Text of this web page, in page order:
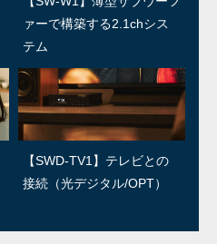
ァーで構築する2.1chシス
テム
【SWD-TV1】テレビとの
接続（光デジタル/OPT）
村楽器 島さん
SWユーザー訪問：第2回/石
森良三商店 石森さん